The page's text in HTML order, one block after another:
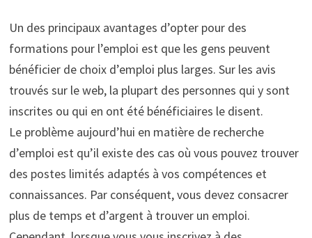
Un des principaux avantages d’opter pour des
formations pour l’emploi est que les gens peuvent
bénéficier de choix d’emploi plus larges. Sur les avis
trouvés sur le web, la plupart des personnes qui y sont
inscrites ou qui en ont été bénéficiaires le disent.
Le problème aujourd’hui en matière de recherche
d’emploi est qu’il existe des cas où vous pouvez trouver
des postes limités adaptés à vos compétences et
connaissances. Par conséquent, vous devez consacrer
plus de temps et d’argent à trouver un emploi.